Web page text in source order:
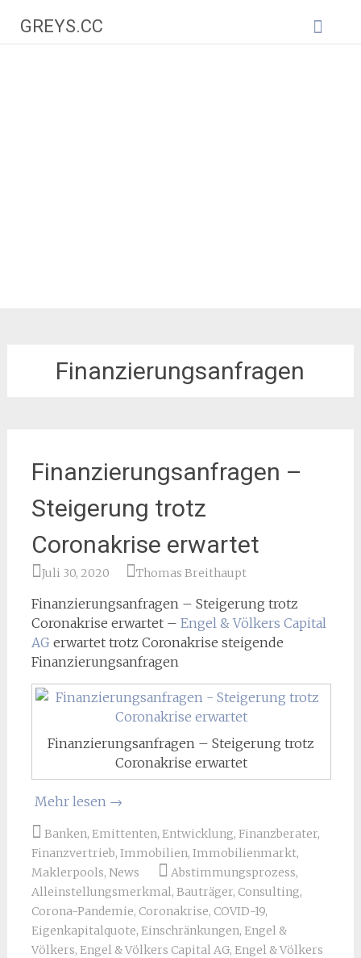
Inhalt
springen
GREYS.CC
Finanzierungsanfragen
Finanzierungsanfragen –
Steigerung trotz
Coronakrise erwartet
Juli 30, 2020 Thomas Breithaupt
Finanzierungsanfragen – Steigerung trotz
Coronakrise erwartet – Engel & Völkers Capital
AGerwartet trotz Coronakrise steigende
Finanzierungsanfragen
Finanzierungsanfragen – Steigerung trotz
Coronakrise erwartet
Mehr lesen →
Banken, Emittenten, Entwicklung, Finanzberater,
Finanzvertrieb, Immobilien, Immobilienmarkt,
Maklerpools, News Abstimmungsprozess,
Alleinstellungsmerkmal, Bauträger, Consulting,
Corona-Pandemie, Coronakrise, COVID-19,
Eigenkapitalquote, Einschränkungen, Engel &
Völkers, Engel & Völkers Capital AG, Engel & Völkers